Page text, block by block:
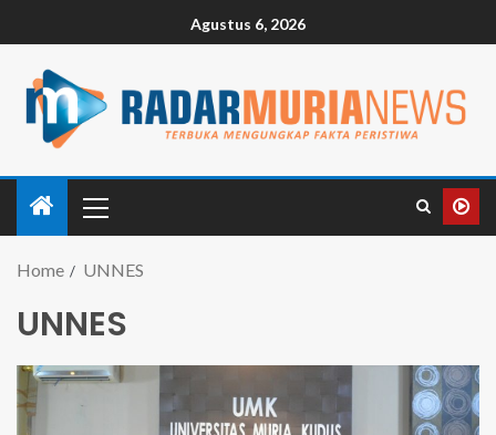
Agustus 6, 2026
Home UNNES
UNNES